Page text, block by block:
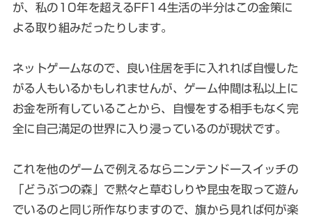
が、私の10年を超えるFF14生活の半分はこの金策に
よる取り組みだったりします。
ネットゲームなので、良い住居を手に入れれば自慢した
がる人もいるかもしれませんが、ゲーム仲間は私以上に
お金を所有していることから、自慢をする相手もなく完
全に自己満足の世界に入り浸っているのが現状です。
これを他のゲームで例えるならニンテンドースイッチの
「どうぶつの森」で黙々と草むしりや昆虫を取って遊ん
でいるのと同じ所作なりますので、旗から見れば何が楽